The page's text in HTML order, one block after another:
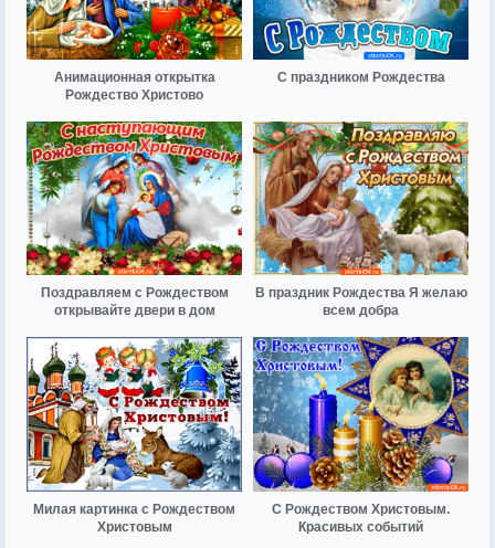
Анимационная открытка
Рождество Христово
С праздником Рождества
Поздравляем с Рождеством
открывайте двери в дом
В праздник Рождества Я желаю
всем добра
Милая картинка с Рождеством
Христовым
С Рождеством Христовым.
Красивых событий